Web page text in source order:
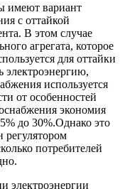
имеют вариант
с оттайкой
В этом случае
агрегата, которое
для оттайки
электроэнергию,
используется
от особенностей
экономия
до 30%.Однако это
регулятором
потребителей
электроэнергии